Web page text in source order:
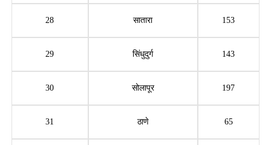
28 सातारा 153
29 सिंधुदुर्ग 143
30 सोलापूर 197
31 ठाणे 65